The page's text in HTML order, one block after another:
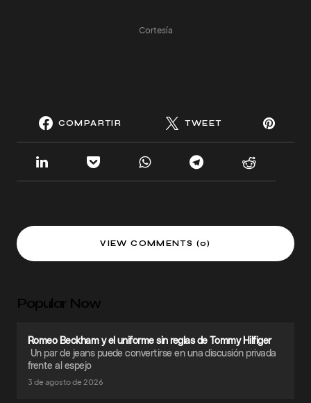
Cortesía
COMPARTIR TWEET
VIEW COMMENTS (0)
Popular Now
Romeo Beckham y el uniforme sin reglas de Tommy Hilfiger
Un par de jeans puede convertirse en una discusión privada
frente al espejo
3 de agosto de 2026